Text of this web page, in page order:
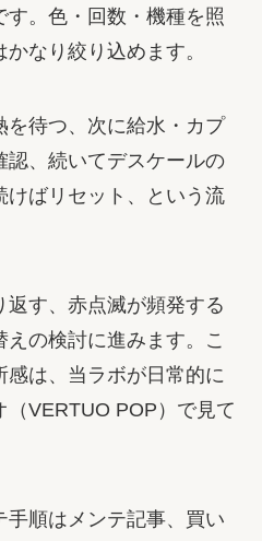
。色・回数・機種を照
なり絞り込めます。
を待つ、次に給水・カプ
認、続いてデスケールの
けばリセット、という流
す、赤点滅が頻発する
の検討に進みます。こ
感は、当ラボが日常的に
VERTUO POP）で見て
手順はメンテ記事、買い